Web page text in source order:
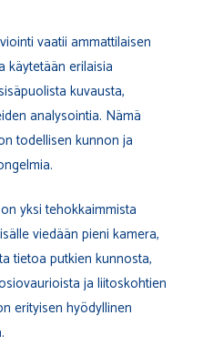
vaatii ammattilaisen
käytetään erilaisia
kuvausta,
analysointia. Nämä
todellisen kunnon ja
yksi tehokkaimmista
viedään pieni kamera,
tietoa putkien kunnosta,
ja liitoskohtien
erityisen hyödyllinen